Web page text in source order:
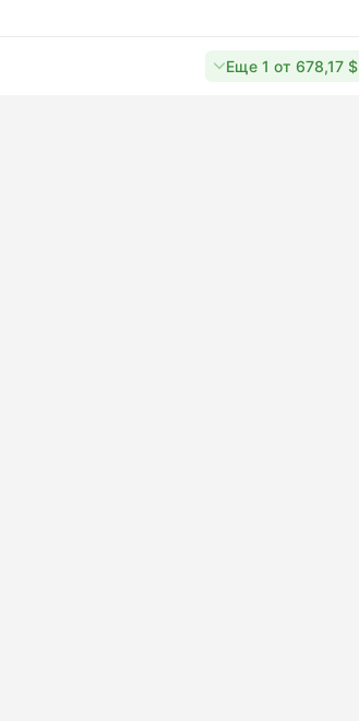
Еще 1 от 678,17 $